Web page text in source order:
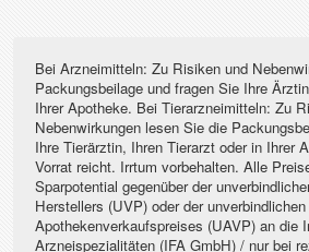
Bei Arzneimitteln: Zu Risiken und
Packungsbeilage und fragen Sie Ihre
Ihrer Apotheke. Bei Tierarzneimitteln: Zu
Nebenwirkungen lesen Sie die
Ihre Tierärztin, Ihren Tierarzt oder in Ihrer
Vorrat reicht. Irrtum vorbehalten. Alle
Sparpotential gegenüber der
Herstellers (UVP) oder der
Apothekenverkaufspreises (UAVP) an die
Arzneispezialitäten (IFA GmbH) / nur bei